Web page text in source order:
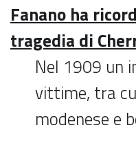
Fanano ha
tragedia di
Nel 1909 un
vittime, tra
modenese e